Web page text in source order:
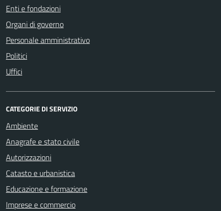
Enti e fondazioni
Organi di governo
Personale amministrativo
Politici
Uffici
CATEGORIE DI SERVIZIO
Ambiente
Anagrafe e stato civile
Autorizzazioni
Catasto e urbanistica
Educazione e formazione
Imprese e commercio